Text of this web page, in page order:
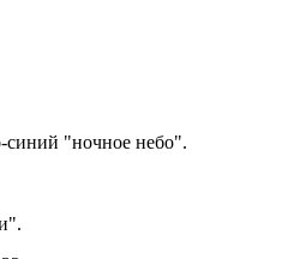
синий "ночное небо".